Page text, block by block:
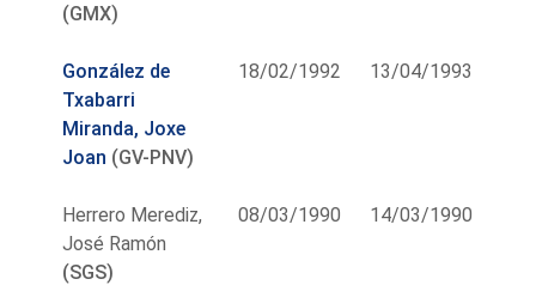
(GMX)
González de
Txabarri
Miranda, Joxe
Joan (GV-PNV)
18/02/1992 13/04/1993
Herrero Merediz,
José Ramón
(SGS)
08/03/1990 14/03/1990